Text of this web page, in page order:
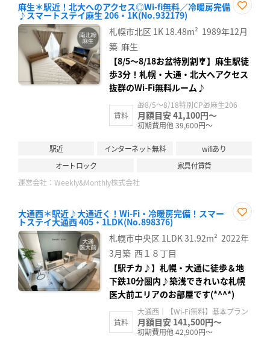
麻生＊駅近！北大へのアクセス◎Wi-fi無料／冷暖房完備
♪スマートステイ麻生 206・1K(No.932179)
に入
り登
札幌市北区 1K 18.48m² 1989年12月
築 麻生
【8/5〜8/18お盆特別割🎐】麻生駅徒
歩3分！札幌・大通・北大へアクセス
抜群のWi-Fi無料ルーム♪
賃料
🎁8/5～8/18特別CP🎁麻生206
月額目安 41,100円～
初期費用他 39,600円～
駅近 インターネット無料
wifiあり
オートロック
家具付賃貸
運営会社： Weekly&Monthly株式会社
大通西＊駅近♪大通近く！Wi-Fi・冷暖房完備！スマー
トステイ大通西 405・1LDK(No.898376)
に入
り登
札幌市中央区 1LDK31.92m² 2022年
3月築 西１８丁目
【駅チカ♪】札幌・大通に徒歩＆地
下鉄10分圏内♪築浅できれいな札幌
医大前エリアのお部屋です(*^^*)
賃料
大通西｜【Wi-Fi無料】基本プラン
月額目安 141,500円～
初期費用他 42,900円～